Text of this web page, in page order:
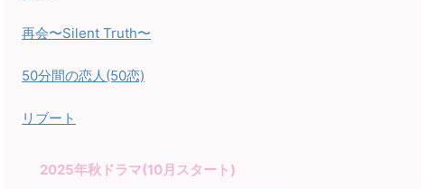
再会〜Silent Truth〜
50分間の恋人(50恋)
リブート
2025年秋ドラマ(10月スタート)